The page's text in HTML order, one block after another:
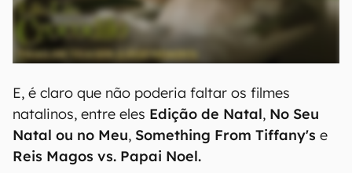
E, é claro que não poderia faltar os filmes
natalinos, entre eles Edição de Natal, No Seu
Natal ou no Meu, Something From Tiffany's e
Reis Magos vs. Papai Noel.